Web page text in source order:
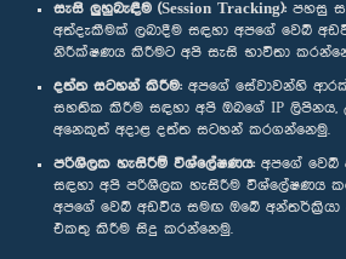
සැසි ලුහුබැඳීම (Session Tracking): පහසු
අත්දැකීමක් ලබාදීම සඳහා අපගේ වෙබ්
නිරීක්ෂණය කිරීමට අපි සැසි භාවිතා
දත්ත සටහන් කිරීම: අපගේ සේවාවන්හි
සහතික කිරීම සඳහා අපි ඔබගේ IP ලිපිනය,
අනෙකුත් අදාළ දත්ත සටහන් කරගන්නෙමු.
පරිශීලක හැසිරීම් විශ්ලේෂණය: අපගේ
සඳහා අපි පරිශීලක හැසිරීම විශ්ලේෂණය
අපගේ වෙබ් අඩවිය සමඟ ඔබේ
එකතු කිරීම සිදු කරන්නෙමු.
අප හා සම්බන්ධ වී සිටින්න :
සම්මාන
පෞද්ගලිකත්ව ප්‍රතිපත්තිය